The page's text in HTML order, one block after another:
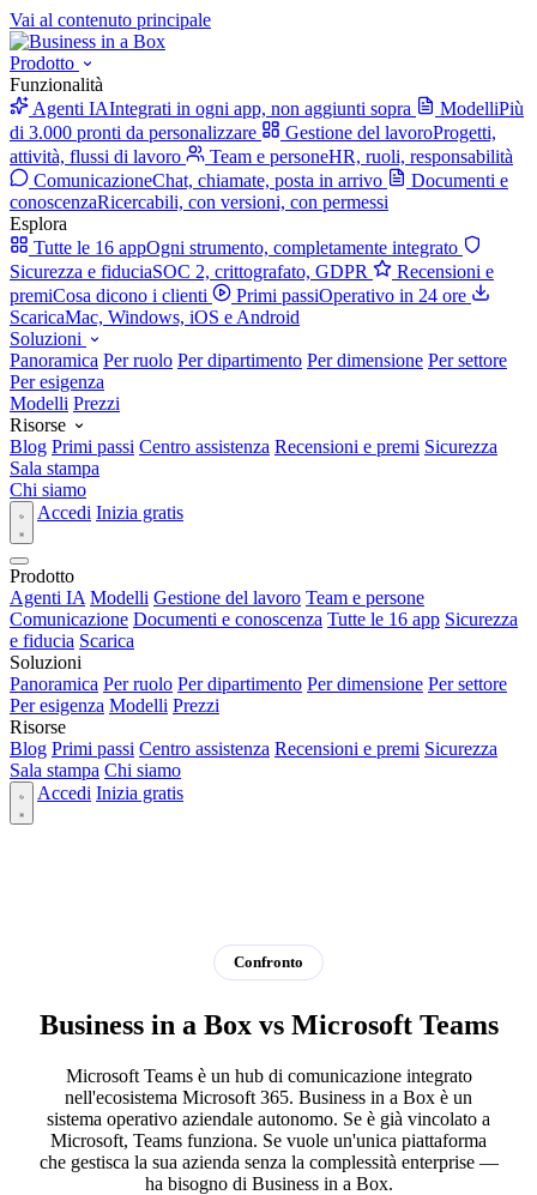
Vai al contenuto principale
Prodotto
Funzionalità
Agenti IAIntegrati in ogni app, non aggiunti sopra ModelliPiù
di 3.000 pronti da personalizzare
Gestione del lavoroProgetti,
attività, flussi di lavoro
Team e personeHR, ruoli, responsabilità
ComunicazioneChat, chiamate, posta in arrivo
Documenti e
conoscenzaRicercabili, con versioni, con permessi
Esplora
Tutte le 16 appOgni strumento, completamente integrato
Sicurezza e fiduciaSOC 2, crittografato, GDPR
Recensioni e
premiCosa dicono i clienti Primi passiOperativo in 24 ore
ScaricaMac, Windows, iOS e Android
Soluzioni
Panoramica Per ruolo Per dipartimento Per dimensione Per settore
Per esigenza
Modelli Prezzi
Risorse
Blog Primi passi Centro assistenza Recensioni e premi Sicurezza
Sala stampa
Chi siamo
Accedi Inizia gratis
Prodotto
Agenti IA Modelli Gestione del lavoro Team e persone
Comunicazione Documenti e conoscenza Tutte le 16 app Sicurezza
e fiducia Scarica
Soluzioni
Panoramica Per ruolo Per dipartimento Per dimensione Per settore
Per esigenza Modelli Prezzi
Risorse
Blog Primi passi Centro assistenza Recensioni e premi Sicurezza
Sala stampa Chi siamo
Accedi Inizia gratis
Confronto
Business in a Box vs Microsoft Teams
Microsoft Teams è un hub di comunicazione integrato
nell'ecosistema Microsoft 365. Business in a Box è un
sistema operativo aziendale autonomo. Se è già vincolato a
Microsoft, Teams funziona. Se vuole un'unica piattaforma
che gestisca la sua azienda senza la complessità enterprise —
ha bisogno di Business in a Box.